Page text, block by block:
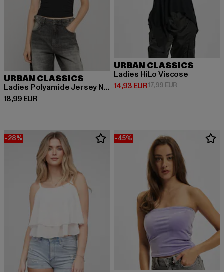
URBAN CLASSICS
Ladies Polyamide Jersey Neckholder
18,99 EUR
Derzeitiger Preis: 18,99 EUR
URBAN CLASSICS
Ladies HiLo Viscose
14,93 EUR
Derzeitiger Preis: 14,93 EUR
17,99 EURAktionspreis:
-28% -45%